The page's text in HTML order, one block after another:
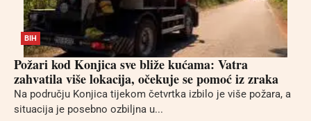
BIH
Požari kod Konjica sve bliže kućama: Vatra
zahvatila više lokacija, očekuje se pomoć iz zraka
Na području Konjica tijekom četvrtka izbilo je više požara, a
situacija je posebno ozbiljna u...